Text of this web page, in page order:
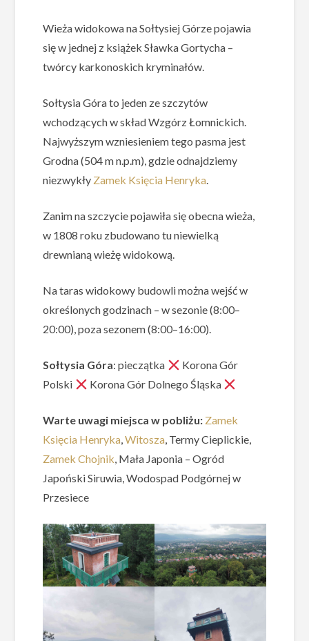
Wieża widokowa na Sołtysiej Górze pojawia
się w jednej z książek Sławka Gortycha –
twórcy karkonoskich kryminałów.
Sołtysia Góra to jeden ze szczytów
wchodzących w skład Wzgórz Łomnickich.
Najwyższym wzniesieniem tego pasma jest
Grodna (504 m n.p.m), gdzie odnajdziemy
niezwykły Zamek Księcia Henryka.
Zanim na szczycie pojawiła się obecna wieża,
w 1808 roku zbudowano tu niewielką
drewnianą wieżę widokową.
Na taras widokowy budowli można wejść w
określonych godzinach – w sezonie (8:00–
20:00), poza sezonem (8:00–16:00).
Sołtysia Góra: pieczątka
Korona Gór
Polski
Korona Gór Dolnego Śląska
Warte uwagi miejsca w pobliżu: Zamek
Księcia Henryka,Witosza, Termy Cieplickie,
Zamek Chojnik, Mała Japonia – Ogród
Japoński Siruwia, Wodospad Podgórnej w
Przesiece